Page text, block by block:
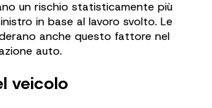
un rischio statisticamente più
in base al lavoro svolto. Le
anche questo fattore nel
auto.
veicolo